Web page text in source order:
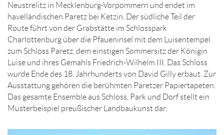
Neustrelitz in Mecklenburg-Vorpommern und endet im
havelländischen Paretz bei Ketzin. Der südliche Teil der
Route führt von der Grabstätte im Schlosspark
Charlottenburg über die Pfaueninsel mit dem Luisentempel
zum Schloss Paretz, dem einstigen Sommersitz der Königin
Luise und ihres Gemahls Friedrich-Wilhelm III. Das Schloss
wurde Ende des 18. Jahrhunderts von David Gilly erbaut. Zur
Ausstattung gehören die berühmten Paretzer Papiertapeten.
Das gesamte Ensemble aus Schloss, Park und Dorf stellt ein
Musterbeispiel preußischer Landbaukunst dar.